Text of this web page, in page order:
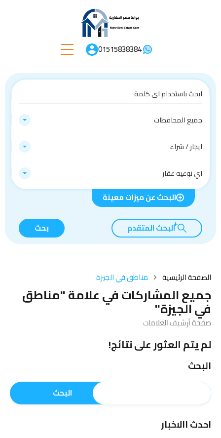
01515838384
جميع المحافظات
ايجار / شراء
اي نوعيه عقار
البحث عن ميزات معينة
البحث المتقدم بحث
الصفحة الرئيسية مناطق في الجيزة
جميع المشاركات في علامة "مناطق
في الجيزة"
صفحة أرشيف العلامات
لم يتم العثور على نتائج!
البحث
البحث
احدث االاخبار